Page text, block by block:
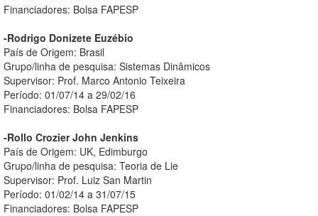
Financiadores: Bolsa FAPESP
-Rodrigo Donizete Euzébio
País de Origem: Brasil
Grupo/linha de pesquisa: Sistemas Dinâmicos
Supervisor: Prof. Marco Antonio Teixeira
Período: 01/07/14 a 29/02/16
Financiadores: Bolsa FAPESP
-Rollo Crozier John Jenkins
País de Origem: UK, Edimburgo
Grupo/linha de pesquisa: Teoria de Lie
Supervisor: Prof. Luiz San Martin
Período: 01/02/14 a 31/07/15
Financiadores: Bolsa FAPESP